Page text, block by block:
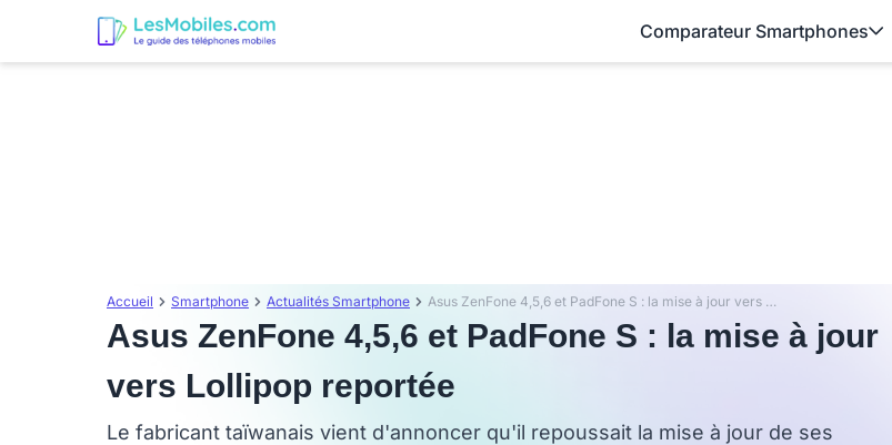
Comparateur Smartphones
Accueil Smartphone Actualités Smartphone Asus ZenFone 4,5,6 et PadFone S : la mise à jour vers Lollipop reportée
Asus ZenFone 4,5,6 et PadFone S : la mise à jour
vers Lollipop reportée
Le fabricant taïwanais vient d'annoncer qu'il repoussait la mise à jour de ses